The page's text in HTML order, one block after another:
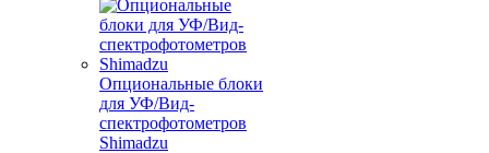
Опциональные блоки
для УФ/Вид-
спектрофотометров
Shimadzu